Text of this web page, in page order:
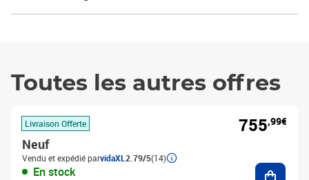
Toutes les autres offres
Livraison Offerte
Neuf
Vendu et expédié parvidaXL 2.79/5(14)
En stock
755,99€